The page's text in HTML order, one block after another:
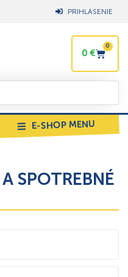
PRIHLÁSENIE
0 €
0
E-SHOP MENU
SPOTREBNÉ